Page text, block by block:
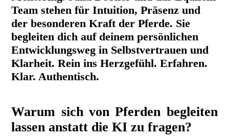
Team stehen für Intuition, Präsenz und
der besonderen Kraft der Pferde. Sie
begleiten dich auf deinem persönlichen
Entwicklungsweg in Selbstvertrauen und
Klarheit. Rein ins Herzgefühl. Erfahren.
Klar. Authentisch.
Warum sich von Pferden begleiten
lassen anstatt die KI zu fragen?